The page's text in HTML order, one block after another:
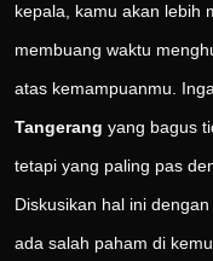
kepala, kamu akan lebih
membuang waktu
atas kemampuanmu.
Tangerang yang bagus
tetapi yang paling pas
Diskusikan hal ini
ada salah paham di